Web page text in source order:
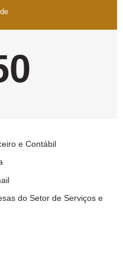
e Contábil
do Setor de Serviços e